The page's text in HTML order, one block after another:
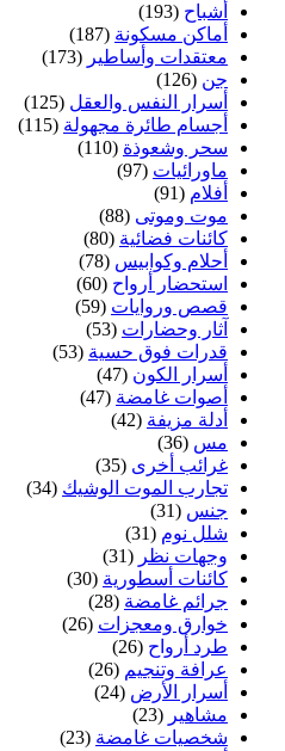
أشباح (193)
أماكن مسكونة (187)
معتقدات وأساطير (173)
جن (126)
أسرار النفس والعقل (125)
أجسام طائرة مجهولة (115)
سحر وشعوذة (110)
ماورائيات (97)
أفلام (91)
موت وموتى (88)
كائنات فضائية (80)
أحلام وكوابيس (78)
استحضار أرواح (60)
قصص وروايات (59)
آثار وحضارات (53)
قدرات فوق حسية (53)
أسرار الكون (47)
أصوات غامضة (47)
أدلة مزيفة (42)
مس (36)
غرائب أخرى (35)
تجارب الموت الوشيك (34)
جنس (31)
شلل نوم (31)
وجهات نظر (31)
كائنات أسطورية (30)
جرائم غامضة (28)
خوارق ومعجزات (26)
طرد أرواح (26)
عرافة وتنجيم (26)
أسرار الأرض (24)
مشاهير (23)
شخصيات غامضة (23)